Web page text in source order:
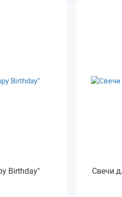
Birthday" Свечи